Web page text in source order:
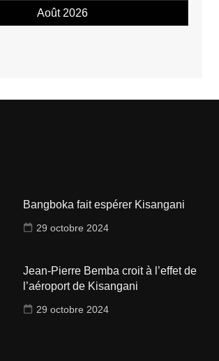
Août 2026
Bangboka fait espérer Kisangani
29 octobre 2024
Jean-Pierre Bemba croit à l’effet de
l’aéroport de Kisangani
29 octobre 2024